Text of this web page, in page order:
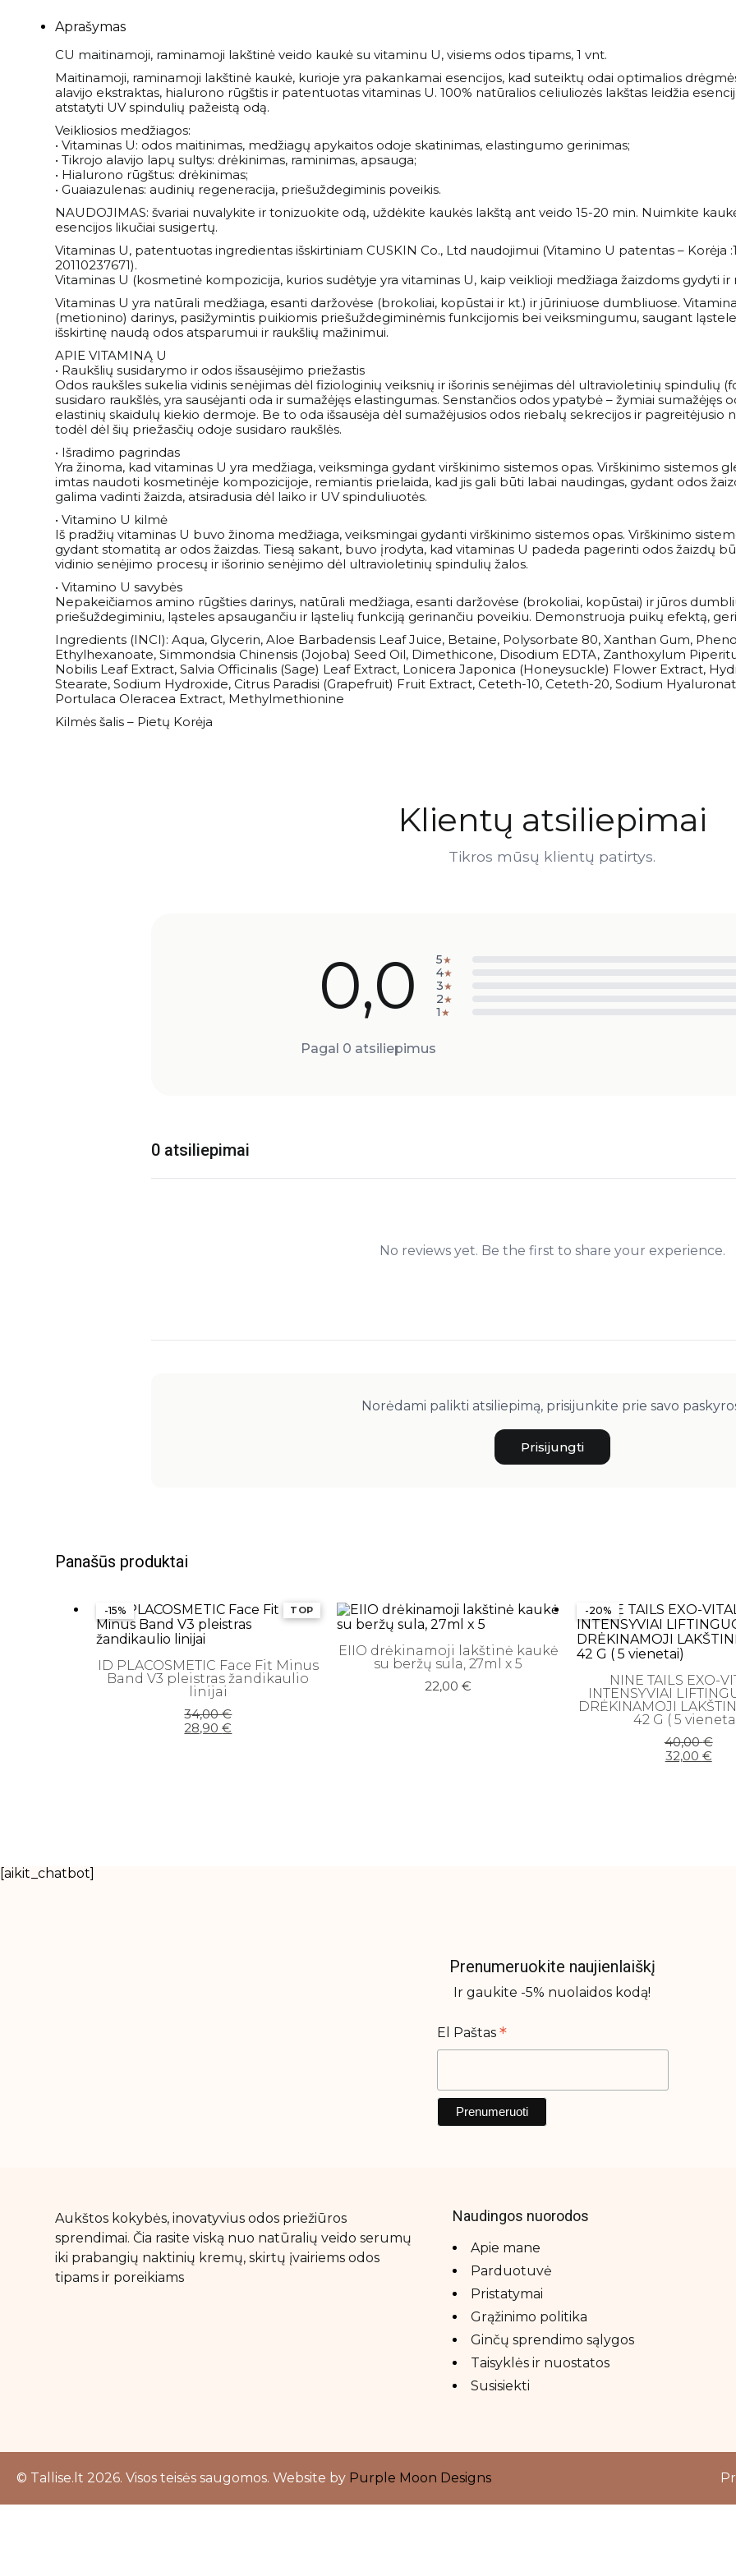
Veido kaukės
Paakių kremai ir serumai
Paakių kaukės
Kaklo kremai
Veido kremai
Lūpų priežiūra
Veido priežiūros aparatai
Apsauga nuo saulės veidui
Savaiminio įdegio priemonės veidui
Intymi priežiūra
Savaiminio įdegio priemonės kūnui
Anticeliulitinės priemonės
Natūralūs dezodorantai
Vonios druskos
Apsauga nuo saulės kūnui
Veido kontūravimui
Skaistalai
Akių pieštukai
Blakstienoms (tušai, serumai)
Antakių pieštukai
Lūpų pieštukai
Lūpoms (lūpų dažai, blizgiai)
Makiažo šepetėliai
Makiažo rinkiniai
Plaukų šampūnai
Plaukų kondicionieriai
Plaukų kaukės ir ampulės
Plaukų kremai
Nenuskalaujami kondicionieriai
Plaukų serumai ir aliejai
Apsauga nuo karščio
Plaukų formavimo priemonės
Plaukų šepečiai
Rinkiniai su nuolaida
Palaidinės
Sportinės Liemenelės
Sijonai
Šortai
Kojinės
Tamprės
Naujienos
Rinkiniai
Namams
Kvepalai
Papildai
Pasiūlymai
Prekiniai ženklai
Dovanų kuponai
VISOS PREKĖS
Aprašymas
CU maitinamoji, raminamoji lakštinė veido kaukė su vitaminu U, visiems odos tipams, 1 vnt.
Maitinamoji, raminamoji lakštinė kaukė, kurioje yra pakankamai esencijos, kad suteiktų odai optimalios
alavijo ekstraktas, hialurono rūgštis ir patentuotas vitaminas U. 100% natūralios celiuliozės lakštas leidžia
atstatyti UV spindulių pažeistą odą.
Veikliosios medžiagos:
• Vitaminas U: odos maitinimas, medžiagų apykaitos odoje skatinimas, elastingumo gerinimas;
• Tikrojo alavijo lapų sultys: drėkinimas, raminimas, apsauga;
• Hialurono rūgštus: drėkinimas;
• Guaiazulenas: audinių regeneracija, priešuždegiminis poveikis.
NAUDOJIMAS: švariai nuvalykite ir tonizuokite odą, uždėkite kaukės lakštą ant veido 15-20 min. Nuimkite
esencijos likučiai susigertų.
Vitaminas U, patentuotas ingredientas išskirtiniam CUSKIN Co., Ltd naudojimui (Vitamino U patentas – Korėja
20110237671).
Vitaminas U (kosmetinė kompozicija, kurios sudėtyje yra vitaminas U, kaip veiklioji medžiaga žaizdoms gydyti ir
Vitaminas U yra natūrali medžiaga, esanti daržovėse (brokoliai, kopūstai ir kt.) ir jūriniuose dumbliuose.
(metionino) darinys, pasižymintis puikiomis priešuždegiminėmis funkcijomis bei veiksmingumu, saugant
išskirtinę naudą odos atsparumui ir raukšlių mažinimui.
APIE VITAMINĄ U
• Raukšlių susidarymo ir odos išsausėjimo priežastis
Odos raukšles sukelia vidinis senėjimas dėl fiziologinių veiksnių ir išorinis senėjimas dėl ultravioletinių spindulių
susidaro raukšlės, yra sausėjanti oda ir sumažėjęs elastingumas. Senstančios odos ypatybė – žymiai
elastinių skaidulų kiekio dermoje. Be to oda išsausėja dėl sumažėjusios odos riebalų sekrecijos ir
todėl dėl šių priežasčių odoje susidaro raukšlės.
• Išradimo pagrindas
Yra žinoma, kad vitaminas U yra medžiaga, veiksminga gydant virškinimo sistemos opas. Virškinimo sistemos
imtas naudoti kosmetinėje kompozicijoje, remiantis prielaida, kad jis gali būti labai naudingas, gydant odos
galima vadinti žaizda, atsiradusia dėl laiko ir UV spinduliuotės.
• Vitamino U kilmė
Iš pradžių vitaminas U buvo žinoma medžiaga, veiksmingai gydanti virškinimo sistemos opas. Virškinimo
gydant stomatitą ar odos žaizdas. Tiesą sakant, buvo įrodyta, kad vitaminas U padeda pagerinti odos žaizdų
vidinio senėjimo procesų ir išorinio senėjimo dėl ultravioletinių spindulių žalos.
• Vitamino U savybės
Nepakeičiamos amino rūgšties darinys, natūrali medžiaga, esanti daržovėse (brokoliai, kopūstai) ir jūros
priešuždegiminiu, ląsteles apsaugančiu ir ląstelių funkciją gerinančiu poveikiu. Demonstruoja puikų efektą,
Ingredients (INCI): Aqua, Glycerin, Aloe Barbadensis Leaf Juice, Betaine, Polysorbate 80, Xanthan Gum,
Ethylhexanoate, Simmondsia Chinensis (Jojoba) Seed Oil, Dimethicone, Disodium EDTA, Zanthoxylum
Nobilis Leaf Extract, Salvia Officinalis (Sage) Leaf Extract, Lonicera Japonica (Honeysuckle) Flower Extract,
Stearate, Sodium Hydroxide, Citrus Paradisi (Grapefruit) Fruit Extract, Ceteth-10, Ceteth-20, Sodium
Portulaca Oleracea Extract, Methylmethionine
Kilmės šalis – Pietų Korėja
Klientų atsiliepimai
Tikros mūsų klientų patirtys.
0,0
Pagal 0 atsiliepimus
5★
4★
3★
2★
1 ★
0 atsiliepimai
No reviews yet. Be the first to share your experience.
Norėdami palikti atsiliepimą, prisijunkite prie savo
Prisijungti
Panašūs produktai
-15% TOP
ID PLACOSMETIC Face Fit Minus
Band V3 pleistras žandikaulio
linijai
34,00€
Original
price
28,90€
Current
price
EIIO drėkinamoji lakštinė kaukė
su beržų sula, 27ml x 5
22,00€
-20%
NINE TAILS EXO-
INTENSYVIAI
DRĖKINAMOJI
42 G ( 5
40,00€
Original
price
32,00 €
Current
price
[aikit_chatbot]
Prenumeruokite naujienlaiškį
Ir gaukite -5% nuolaidos kodą!
El Paštas *
Aukštos kokybės, inovatyvius odos priežiūros
sprendimai. Čia rasite viską nuo natūralių veido serumų
iki prabangių naktinių kremų, skirtų įvairiems odos
tipams ir poreikiams
Naudingos nuorodos
Apie mane
Parduotuvė
Pristatymai
Grąžinimo politika
Ginčų sprendimo sąlygos
Taisyklės ir nuostatos
Susisiekti
© Tallise.lt 2026. Visos teisės saugomos. Website by Purple Moon Designs